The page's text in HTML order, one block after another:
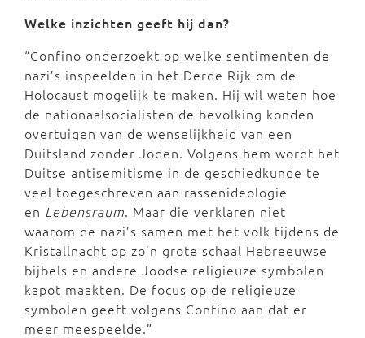
Welke inzichten geeft hij dan?
“Confino onderzoekt op welke sentimenten de
nazi’s inspeelden in het Derde Rijk om de
Holocaust mogelijk te maken. Hij wil weten hoe
de nationaalsocialisten de bevolking konden
overtuigen van de wenselijkheid van een
Duitsland zonder Joden. Volgens hem wordt het
Duitse antisemitisme in de geschiedkunde te
veel toegeschreven aan rassenideologie
en Lebensraum. Maar die verklaren niet
waarom de nazi’s samen met het volk tijdens de
Kristallnacht op zo’n grote schaal Hebreeuwse
bijbels en andere Joodse religieuze symbolen
kapot maakten. De focus op de religieuze
symbolen geeft volgens Confino aan dat er
meer meespeelde.”